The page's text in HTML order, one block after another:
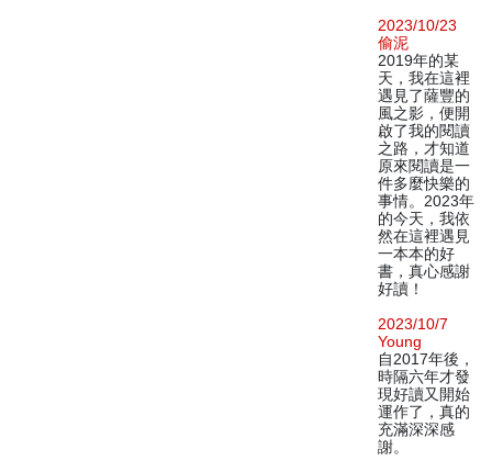
2023/10/23
偷泥
2019年的某
天，我在這裡
遇見了薩豐的
風之影，便開
啟了我的閱讀
之路，才知道
原來閱讀是一
件多麼快樂的
事情。2023年
的今天，我依
然在這裡遇見
一本本的好
書，真心感謝
好讀！
2023/10/7
Young
自2017年後，
時隔六年才發
現好讀又開始
運作了，真的
充滿深深感
謝。